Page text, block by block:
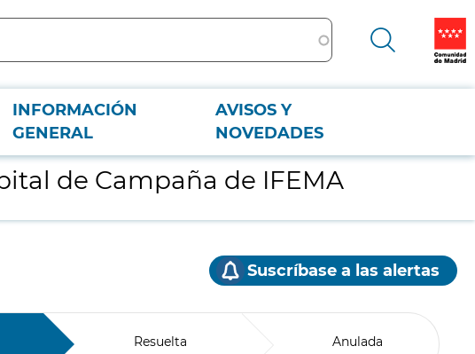
INFORMACIÓN
GENERAL
AVISOS Y
NOVEDADES
de Campaña de IFEMA
Suscríbase a las alertas
Resuelta Anulada